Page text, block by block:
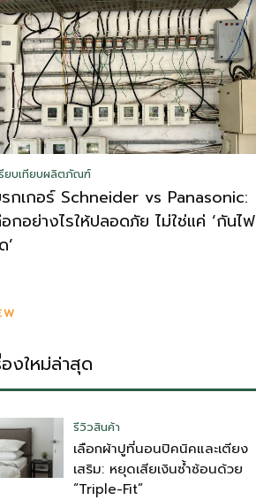
ยบเทียบผลิตภัณฑ์
รกเกอร์ Schneider vs Panasonic:
อกอย่างไรให้ปลอดภัย ไม่ใช่แค่ ‘กันไฟ
’
องใหม่ล่าสุด
รีวิวสินค้า
เลือกผ้าปูที่นอนปิคนิคและเตียง
เสริม: หยุดเสียเงินซ้ำซ้อนด้วย
“Triple-Fit”